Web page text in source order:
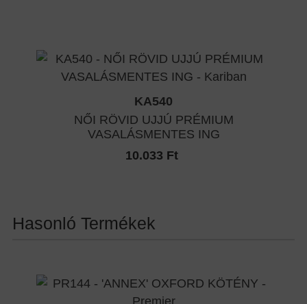
KA540
NŐI RÖVID UJJÚ PRÉMIUM
VASALÁSMENTES ING
10.033 Ft
Hasonló Termékek